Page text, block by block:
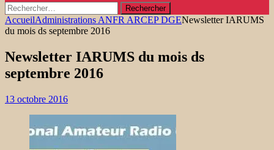
Rechercher :
AccueilAdministrations ANFR ARCEP DGENewsletter IARUMS
du mois ds septembre 2016
Newsletter IARUMS du mois ds
septembre 2016
13 octobre 2016